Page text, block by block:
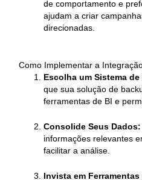
de comportamento e
ajudam a criar
direcionadas.
Como Implementar a
Escolha um Sistema
que sua solução de
ferramentas de BI e
Consolide Seus Dados:
informações relevantes
facilitar a análise.
Invista em